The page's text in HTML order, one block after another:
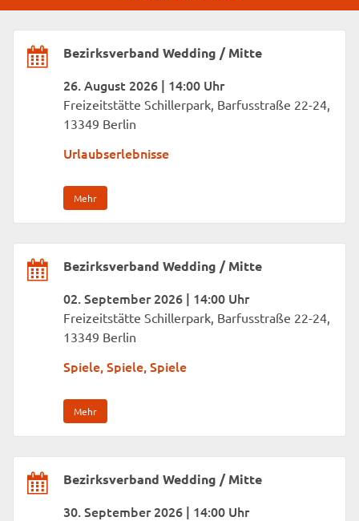
Bezirksverband Wedding / Mitte
26. August 2026 | 14:00 Uhr
Freizeitstätte Schillerpark, Barfusstraße 22-24,
13349 Berlin
Urlaubserlebnisse
Mehr
Bezirksverband Wedding / Mitte
02. September 2026 | 14:00 Uhr
Freizeitstätte Schillerpark, Barfusstraße 22-24,
13349 Berlin
Spiele, Spiele, Spiele
Mehr
Bezirksverband Wedding / Mitte
30. September 2026 | 14:00 Uhr